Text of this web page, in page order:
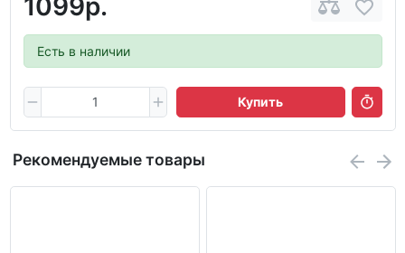
1099р.
Есть в наличии
Купить
Рекомендуемые товары